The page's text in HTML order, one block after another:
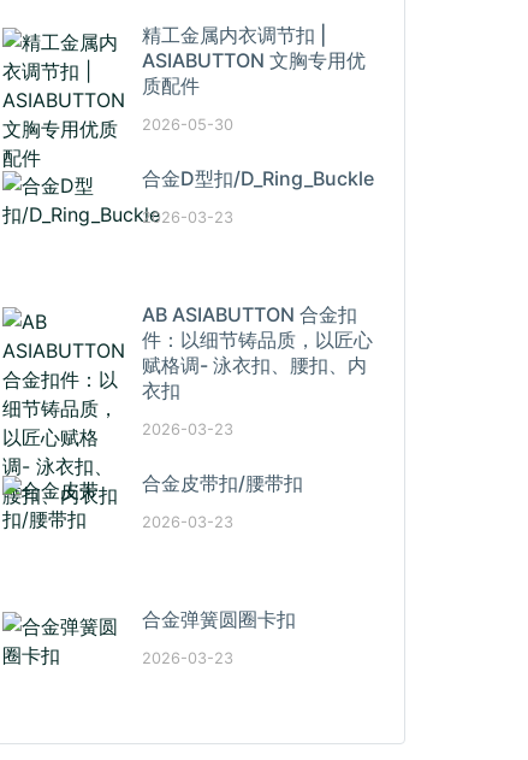
精工金属内衣调节扣 |
ASIABUTTON 文胸专用优
质配件
2026-05-30
合金D型扣/D_Ring_Buckle
2026-03-23
AB ASIABUTTON 合金扣
件：以细节铸品质，以匠心
赋格调- 泳衣扣、腰扣、内
衣扣
2026-03-23
合金皮带扣/腰带扣
2026-03-23
合金弹簧圆圈卡扣
2026-03-23